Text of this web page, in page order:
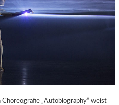
„Autobiography“ weist